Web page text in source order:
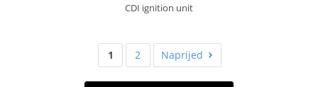
CDI ignition unit
1 2 Naprijed